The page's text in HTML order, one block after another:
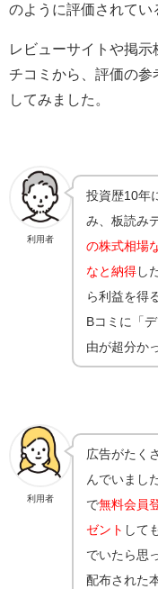
のように評価されてい
レビューサイトや掲
チコミから、評価の
してみました。
利用者
投資歴10年
み、板読み
の株式相場
なと納得 し
ら利益を得
Bコミに「
由が超分か
利用者
広告がたく
んでいまし
で無料会員
ゼント して
でいたら思
配布された